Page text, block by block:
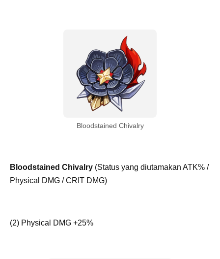
Bloodstained Chivalry
Bloodstained Chivalry (Status yang diutamakan ATK% /
Physical DMG / CRIT DMG)
(2) Physical DMG +25%